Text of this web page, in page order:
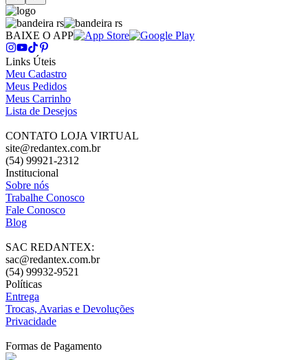
BAIXE O APP
Links Úteis
Meu Cadastro
Meus Pedidos
Meus Carrinho
Lista de Desejos
CONTATO LOJA VIRTUAL
site@redantex.com.br
(54) 99921-2312
Institucional
Sobre nós
Trabalhe Conosco
Fale Conosco
Blog
SAC REDANTEX:
sac@redantex.com.br
(54) 99932-9521
Políticas
Entrega
Trocas, Avarias e Devoluções
Privacidade
Formas de Pagamento